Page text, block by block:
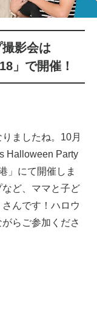
撮影会は
」で開催！
ましたね。10月
Halloween Party
」にて開催しま
ど、ママと子ど
んです！ハロウ
らご参加くださ